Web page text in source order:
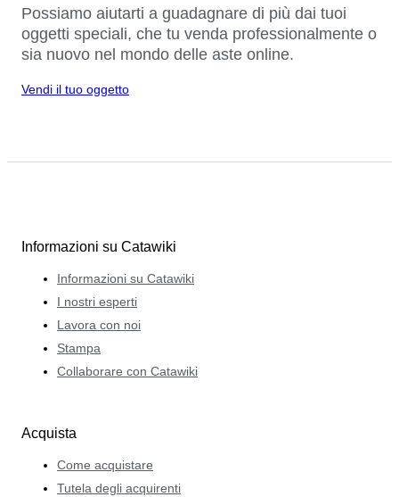
Possiamo aiutarti a guadagnare di più dai tuoi
oggetti speciali, che tu venda professionalmente o
sia nuovo nel mondo delle aste online.
Vendi il tuo oggetto
Informazioni su Catawiki
Informazioni su Catawiki
I nostri esperti
Lavora con noi
Stampa
Collaborare con Catawiki
Acquista
Come acquistare
Tutela degli acquirenti